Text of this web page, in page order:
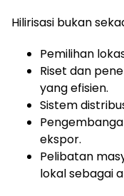
Hilirisasi bukan
Pemilihan
Riset dan
yang efisien.
Sistem
ekspor.
Pelibatan
lokal sebagai